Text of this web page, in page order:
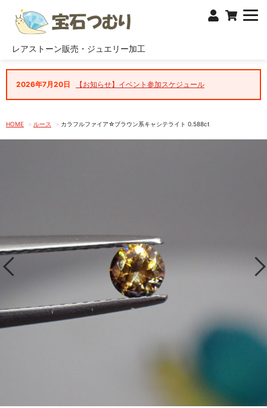
レアストーン販売・ジュエリー加工
2026年7月20日 【お知らせ】イベント参加スケジュール
HOME ルース カラフルファイア☆ブラウン系キャシテライト 0.588ct